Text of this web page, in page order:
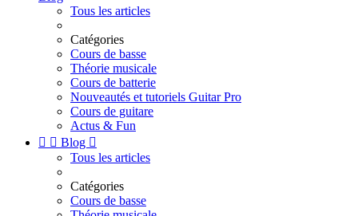
Tous les articles
Catégories
Cours de basse
Théorie musicale
Cours de batterie
Nouveautés et tutoriels Guitar Pro
Cours de guitare
Actus & Fun
  Blog 
Tous les articles
Catégories
Cours de basse